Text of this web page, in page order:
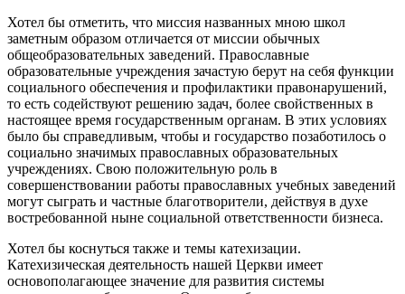
Хотел бы отметить, что миссия названных мною школ
заметным образом отличается от миссии обычных
общеобразовательных заведений. Православные
образовательные учреждения зачастую берут на себя функции
социального обеспечения и профилактики правонарушений,
то есть содействуют решению задач, более свойственных в
настоящее время государственным органам. В этих условиях
было бы справедливым, чтобы и государство позаботилось о
социально значимых православных образовательных
учреждениях. Свою положительную роль в
совершенствовании работы православных учебных заведений
могут сыграть и частные благотворители, действуя в духе
востребованной ныне социальной ответственности бизнеса.
Хотел бы коснуться также и темы катехизации.
Катехизическая деятельность нашей Церкви имеет
основополагающее значение для развития системы